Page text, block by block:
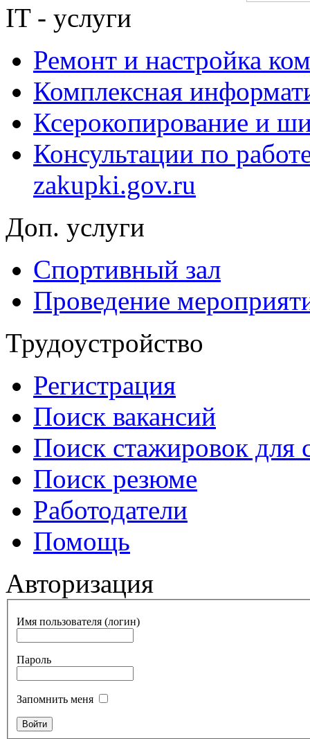
IT - услуги
Ремонт и настройка
Комплексная
Ксерокопирование и
Консультации по
zakupki.gov.ru
Доп. услуги
Спортивный зал
Проведение
Трудоустройство
Регистрация
Поиск вакансий
Поиск стажировок для
Поиск резюме
Работодатели
Помощь
Авторизация
Имя пользователя (логин)
Пароль
Запомнить меня